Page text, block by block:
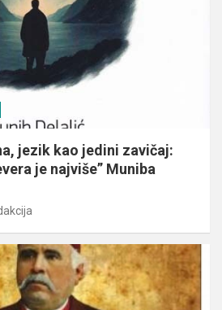
jezik kao jedini zavičaj:
je najviše” Muniba